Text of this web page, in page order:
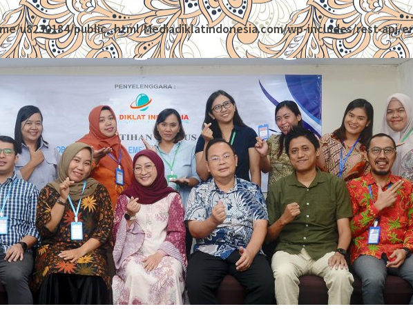
u8230184/public_html/Mediadiklatindonesia.com/wp-includes/rest-api/